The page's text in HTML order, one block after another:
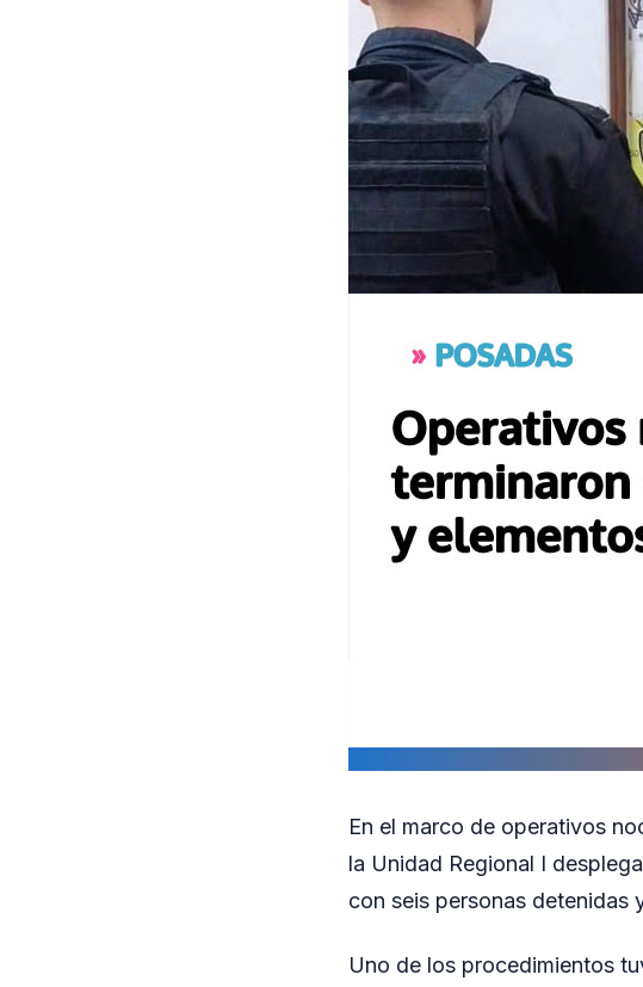
En el marco de operativos
la Unidad Regional I
con seis personas detenidas
Uno de los procedimientos